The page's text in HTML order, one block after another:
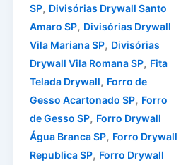
SP, Divisórias Drywall Santo
Amaro SP, Divisórias Drywall
Vila Mariana SP, Divisórias
Drywall Vila Romana SP, Fita
Telada Drywall, Forro de
Gesso Acartonado SP, Forro
de Gesso SP, Forro Drywall
Água Branca SP, Forro Drywall
Republica SP, Forro Drywall